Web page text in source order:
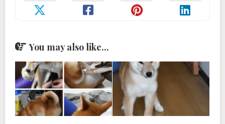
You may also like...